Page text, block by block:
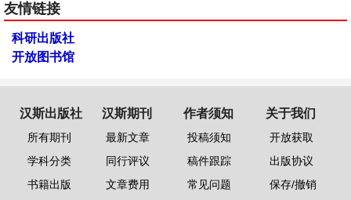
友情链接
科研出版社
开放图书馆
汉斯出版社
所有期刊
学科分类
书籍出版
汉斯期刊
最新文章
同行评议
文章费用
作者须知
投稿须知
稿件跟踪
常见问题
关于我们
开放获取
出版协议
保存/撤销